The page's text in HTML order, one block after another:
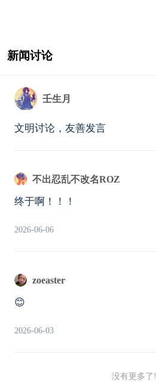
新闻讨论
壬生月
文明讨论，友善发言
不出忍乱不改名ROZ
终于啊！！！
2026-06-06
zoeaster
😊
2026-06-03
没有更多了!